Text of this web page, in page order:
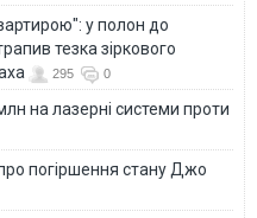
у полон до
тезка зіркового
295 0
на лазерні системи проти
погіршення стану Джо